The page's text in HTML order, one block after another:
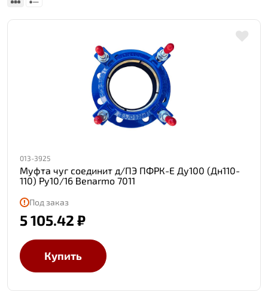
013-3925
Муфта чуг соединит д/ПЭ ПФРК-Е Ду100 (Дн110-
110) Ру10/16 Benarmo 7011
Под заказ
5 105.42 ₽
Купить